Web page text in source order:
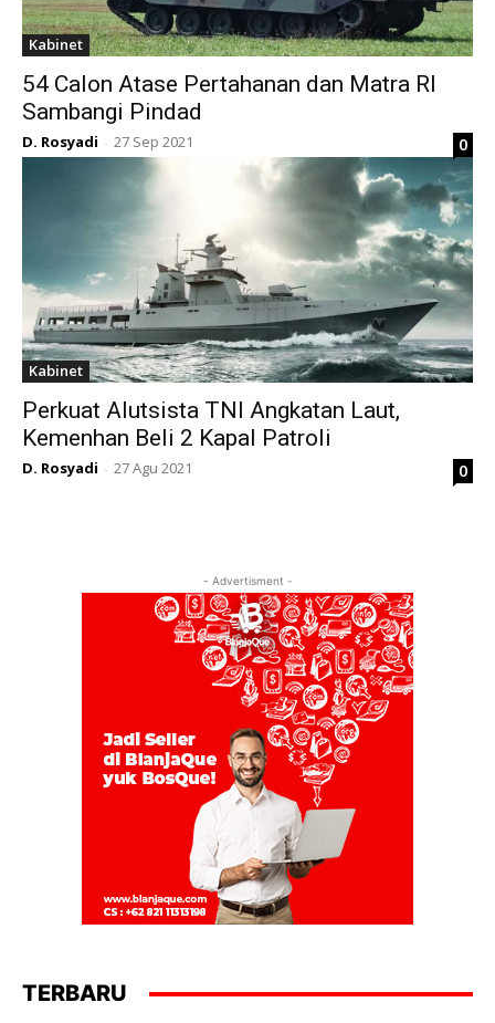
Kabinet
54 Calon Atase Pertahanan dan Matra RI
Sambangi Pindad
D. Rosyadi - 27 Sep 2021 0
Kabinet
Perkuat Alutsista TNI Angkatan Laut,
Kemenhan Beli 2 Kapal Patroli
D. Rosyadi - 27 Agu 2021 0
- Advertisment -
TERBARU